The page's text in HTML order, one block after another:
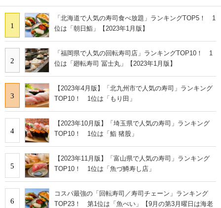
1
「北海道で人気の寿司食べ放題」ランキングTOP5！ 1
位は「朝日鮨」【2023年1月版】
2
「福岡県で人気の回転寿司店」ランキングTOP10！ 1
位は「廻転寿司 冨士丸」【2023年1月版】
3
【2023年4月版】「北九州市で人気の寿司」ランキング
TOP10！ 1位は「もり田」
4
【2023年10月版】「埼玉県で人気の寿司」ランキング
TOP10！ 1位は「鮨 猪股」
5
【2023年11月版】「富山県で人気の寿司」ランキング
TOP10！ 1位は「魚づ鱒寿し店」
6
コスパ最強の「回転寿司／寿司チェーン」ランキング
TOP23！ 第1位は「魚べい」【9月の第3月曜日は海老